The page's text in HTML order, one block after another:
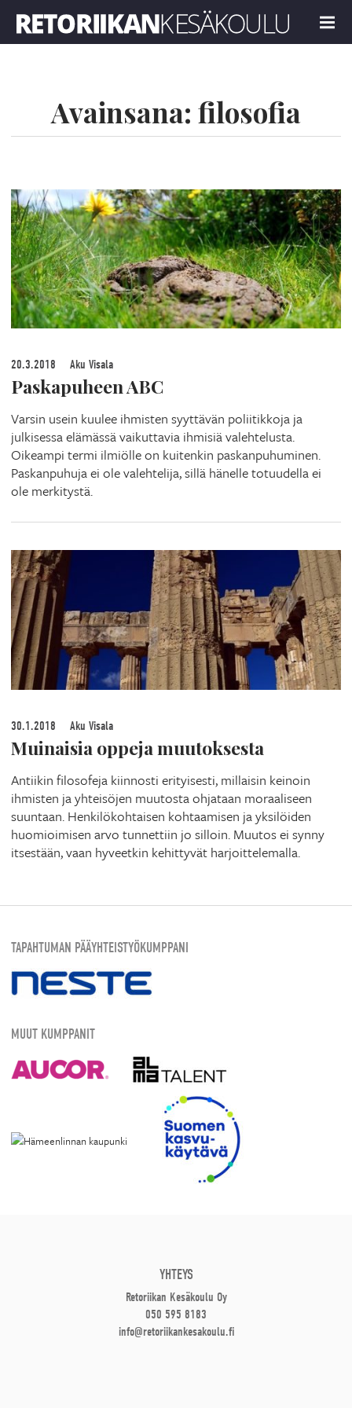
MENU
Avainsana: filosofia
20.3.2018 Aku Visala
Paskapuheen ABC
Varsin usein kuulee ihmisten syyttävän poliitikkoja ja
julkisessa elämässä vaikuttavia ihmisiä valehtelusta.
Oikeampi termi ilmiölle on kuitenkin paskanpuhuminen.
Paskanpuhuja ei ole valehtelija, sillä hänelle totuudella ei
ole merkitystä.
30.1.2018 Aku Visala
Muinaisia oppeja muutoksesta
Antiikin filosofeja kiinnosti erityisesti, millaisin keinoin
ihmisten ja yhteisöjen muutosta ohjataan moraaliseen
suuntaan. Henkilökohtaisen kohtaamisen ja yksilöiden
huomioimisen arvo tunnettiin jo silloin. Muutos ei synny
itsestään, vaan hyveetkin kehittyvät harjoittelemalla.
TAPAHTUMAN PÄÄYHTEISTYÖKUMPPANI
MUUT KUMPPANIT
YHTEYS
Retoriikan Kesäkoulu Oy
050 595 8183
info@retoriikankesakoulu.fi